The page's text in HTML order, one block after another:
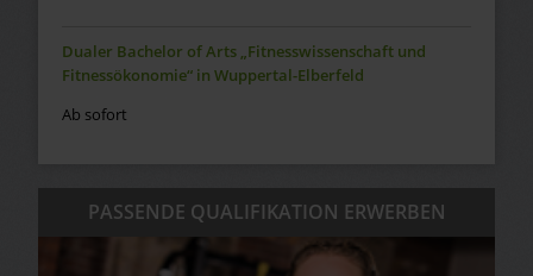
Dualer Bachelor of Arts „Fitnesswissenschaft und
Fitnessökonomie“ in Wuppertal-Elberfeld
Ab sofort
PASSENDE QUALIFIKATION ERWERBEN